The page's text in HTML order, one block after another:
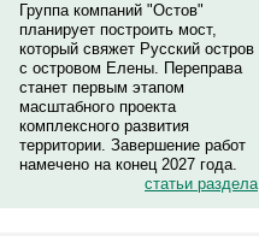
Группа компаний "Остов"
планирует построить мост,
который свяжет Русский остров
с островом Елены. Переправа
станет первым этапом
масштабного проекта
комплексного развития
территории. Завершение работ
намечено на конец 2027 года.
статьи раздела